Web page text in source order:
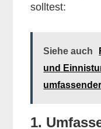
solltest:
Siehe auch
und
1.